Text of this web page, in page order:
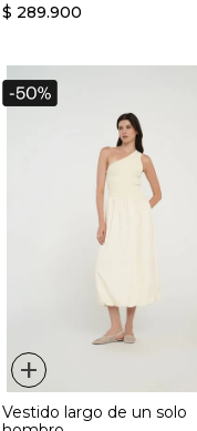
$ 289.900
+
Vestido largo de un solo